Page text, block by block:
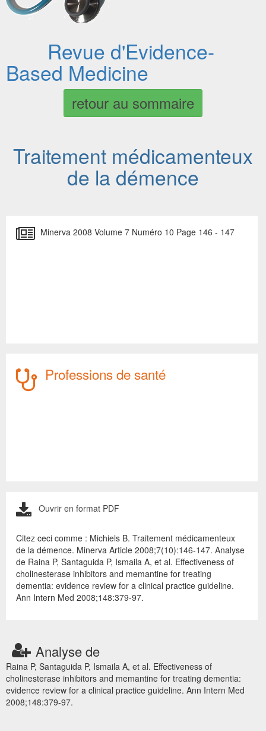
Revue d'Evidence-
Based Medicine
retour au sommaire
Traitement médicamenteux
de la démence
Minerva 2008 Volume 7 Numéro 10 Page 146 - 147
Professions de santé
Ouvrir en format PDF
Citez ceci comme : Michiels B. Traitement médicamenteux
de la démence. Minerva Article 2008;7(10):146-147. Analyse
de Raina P, Santaguida P, Ismaila A, et al. Effectiveness of
cholinesterase inhibitors and memantine for treating
dementia: evidence review for a clinical practice guideline.
Ann Intern Med 2008;148:379-97.
Analyse de
Raina P, Santaguida P, Ismaila A, et al. Effectiveness of
cholinesterase inhibitors and memantine for treating dementia:
evidence review for a clinical practice guideline. Ann Intern Med
2008;148:379-97.